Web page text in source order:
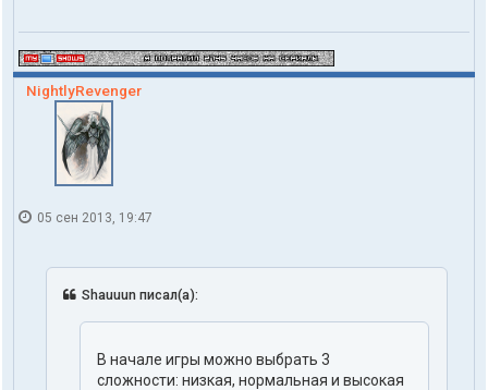
NightlyRevenger
05 сен 2013, 19:47
Shauuun писал(а):
В начале игры можно выбрать 3
сложности: низкая, нормальная и высокая